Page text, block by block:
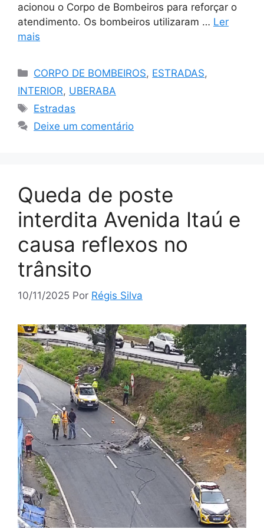
acionou o Corpo de Bombeiros para reforçar o
atendimento. Os bombeiros utilizaram … Ler
mais
Categorias
CORPO DE BOMBEIROS, ESTRADAS,
INTERIOR, UBERABA
Tags
Estradas
Deixe um comentário
Queda de poste
interdita Avenida Itaú e
causa reflexos no
trânsito
10/11/2025 Por Régis Silva